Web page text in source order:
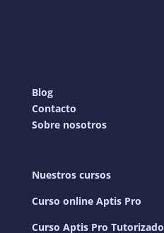
Blog
Contacto
Sobre nosotros
Nuestros cursos
Curso online Aptis Pro
Curso Aptis Pro Tutorizado